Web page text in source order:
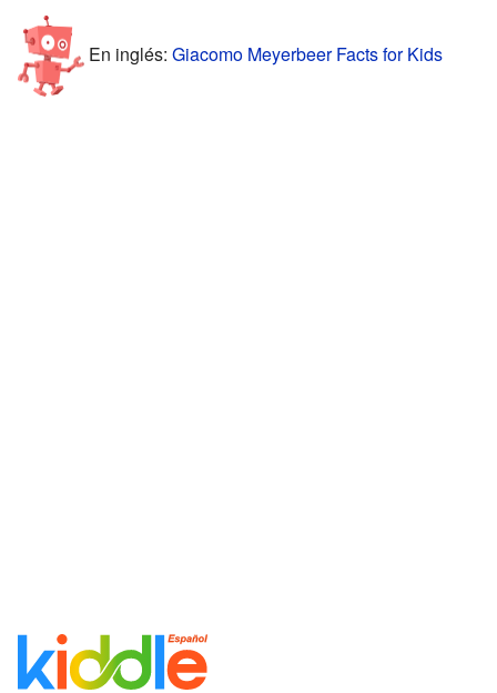
En inglés: Giacomo Meyerbeer Facts for Kids